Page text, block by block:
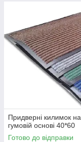
Придверні килимок на
гумовій основі 40*60
Готово до відправки